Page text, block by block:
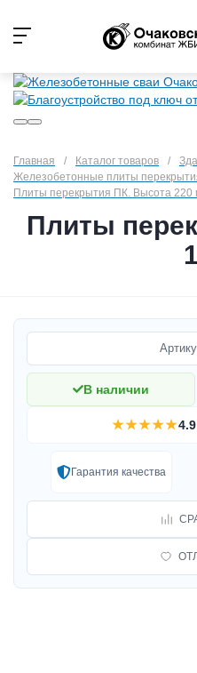
Главная / Каталог товаров /
Железобетонные плиты
Плиты перекрытия ПК. Высота 220
Плиты
В наличии
★★★★★
Гарантия качества